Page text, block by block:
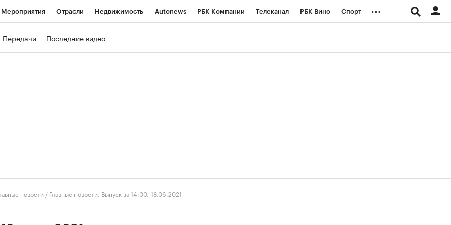
Мероприятия Отрасли Недвижимость Autonews РБК Компании Телеканал РБК Вино Спорт ...
Передачи Последние видео
новости / Главные новости. Выпуск за 14:00, 18.06.2021